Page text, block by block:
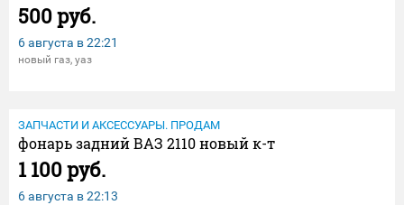
500 руб.
6 августа в22:21
новый газ, уаз
ЗАПЧАСТИ И АКСЕССУАРЫ. ПРОДАМ
фонарь задний ВАЗ 2110 новый к-т
1 100 руб.
6 августа в22:13